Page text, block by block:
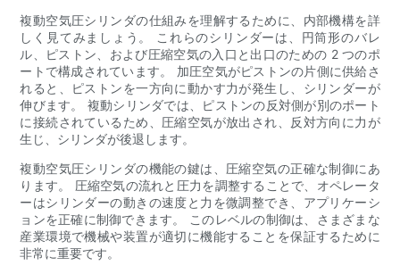
複動空気圧シリンダの仕組みを理解するために、内部機構を詳
しく見てみましょう。 これらのシリンダーは、円筒形のバレ
ル、ピストン、および圧縮空気の入口と出口のための 2 つのポ
ートで構成されています。 加圧空気がピストンの片側に供給さ
れると、ピストンを一方向に動かす力が発生し、シリンダーが
伸びます。 複動シリンダでは、ピストンの反対側が別のポート
に接続されているため、圧縮空気が放出され、反対方向に力が
生じ、シリンダが後退します。
複動空気圧シリンダの機能の鍵は、圧縮空気の正確な制御にあ
ります。 圧縮空気の流れと圧力を調整することで、オペレータ
ーはシリンダーの動きの速度と力を微調整でき、アプリケーシ
ョンを正確に制御できます。 このレベルの制御は、さまざまな
産業環境で機械や装置が適切に機能することを保証するために
非常に重要です。